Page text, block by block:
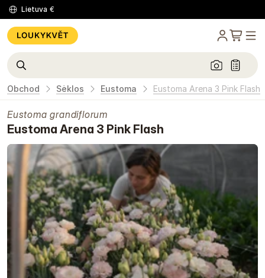
Lietuva €
Obchod Sėklos Eustoma Eustoma Arena 3 Pink Flash
Eustoma grandiflorum
Eustoma Arena 3 Pink Flash